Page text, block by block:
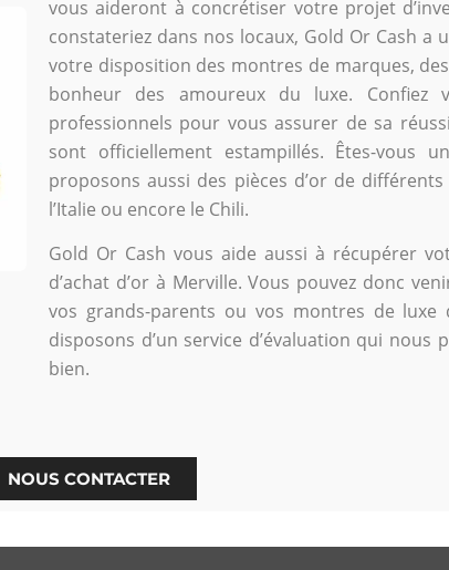
vous aideront à concrétiser votre projet
constateriez dans nos locaux, Gold Or Cash
votre disposition des montres de marques,
bonheur des amoureux du luxe.
professionnels pour vous assurer de sa
sont officiellement estampillés. Êtes-vous
proposons aussi des pièces d’or de
l’Italie ou encore le Chili.
Gold Or Cash vous aide aussi à récupérer
d’achat d’or à Merville. Vous pouvez donc
vos grands-parents ou vos montres de
disposons d’un service d’évaluation qui
bien.
NOUS CONTACTER